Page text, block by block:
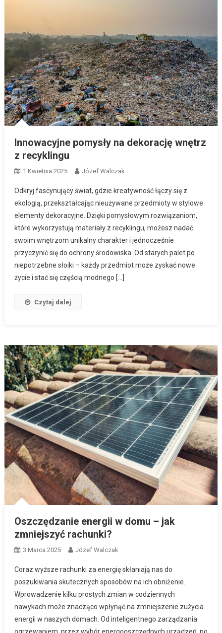
Innowacyjne pomysły na dekorację wnętrz
z recyklingu
1 Kwietnia 2025 Józef Walczak
Odkryj fascynujący świat, gdzie kreatywność łączy się z
ekologią, przekształcając nieużywane przedmioty w stylowe
elementy dekoracyjne. Dzięki pomysłowym rozwiązaniom,
które wykorzystują materiały z recyklingu, możesz nadać
swoim wnętrzom unikalny charakter i jednocześnie
przyczynić się do ochrony środowiska. Od starych palet po
niepotrzebne słoiki – każdy przedmiot może zyskać nowe
życie i stać się częścią modnego […]
Czytaj dalej
Oszczędzanie energii w domu – jak
zmniejszyć rachunki?
3 Marca 2025 Józef Walczak
Coraz wyższe rachunki za energię skłaniają nas do
poszukiwania skutecznych sposobów na ich obniżenie.
Wprowadzenie kilku prostych zmian w codziennych
nawykach może znacząco wpłynąć na zmniejszenie zużycia
energii w naszych domach. Od inteligentnego zarządzania